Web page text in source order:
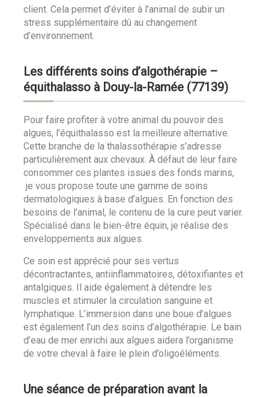
client. Cela permet d’éviter à l’animal de subir un
stress supplémentaire dû au changement
d’environnement.
Les différents soins d’algothérapie –
équithalasso à Douy-la-Ramée (77139)
Pour faire profiter à votre animal du pouvoir des
algues, l’équithalasso est la meilleure alternative.
Cette branche de la thalassothérapie s’adresse
particulièrement aux chevaux. À défaut de leur faire
consommer ces plantes issues des fonds marins,
je vous propose toute une gamme de soins
dermatologiques à base d’algues. En fonction des
besoins de l’animal, le contenu de la cure peut varier.
Spécialisé dans le bien-être équin, je réalise des
enveloppements aux algues.
Ce soin est apprécié pour ses vertus
décontractantes, antiinflammatoires, détoxifiantes et
antalgiques. Il aide également à détendre les
muscles et stimuler la circulation sanguine et
lymphatique. L’immersion dans une boue d’algues
est également l’un des soins d’algothérapie. Le bain
d’eau de mer enrichi aux algues aidera l’organisme
de votre cheval à faire le plein d’oligoéléments.
Une séance de préparation avant la